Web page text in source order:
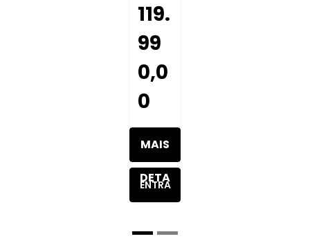
119.
99
0,0
0
MAIS
DETA
ENTRA